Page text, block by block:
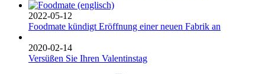
2022-05-12
Foodmate kündigt Eröffnung einer neuen Fabrik an
2020-02-14
Versüßen Sie Ihren Valentinstag